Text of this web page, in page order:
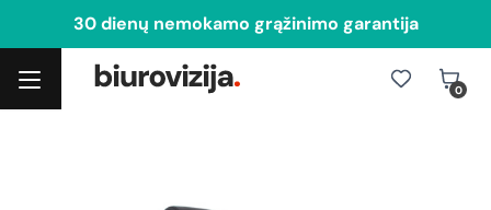
30 dienų nemokamo grąžinimo garantija
0